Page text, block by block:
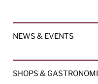
NEWS & EVENTS
SHOPS &